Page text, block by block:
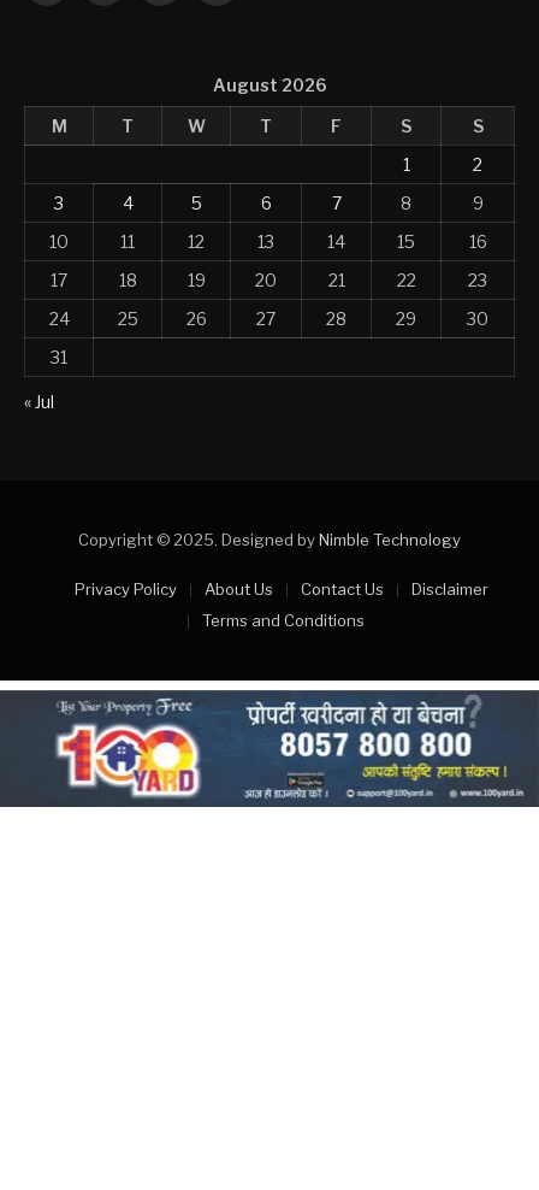
(Twitter)
August 2026
M
T W T F S
S
1
2
3
4 5 6 7 8
9
10
11 12 13 14 15
16
17
18 19 20 21 22
23
24
25 26 27 28 29
30
31
« Jul
Copyright © 2025. Designed byNimble Technology
Privacy Policy About Us Contact Us
Disclaimer
Terms and Conditions